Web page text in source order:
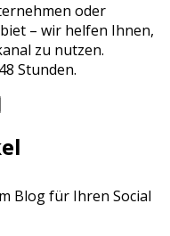
oder
– wir helfen Ihnen,
zu nutzen.
Stunden.
Blog für Ihren Social